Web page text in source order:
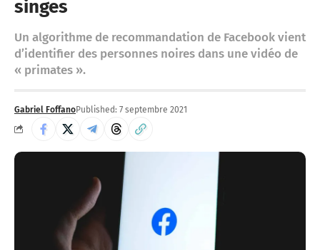
singes
Un algorithme de recommandation de Facebook vient
d’identifier des personnes noires dans une vidéo de
« primates ».
Gabriel FoffanoPublished: 7 septembre 2021